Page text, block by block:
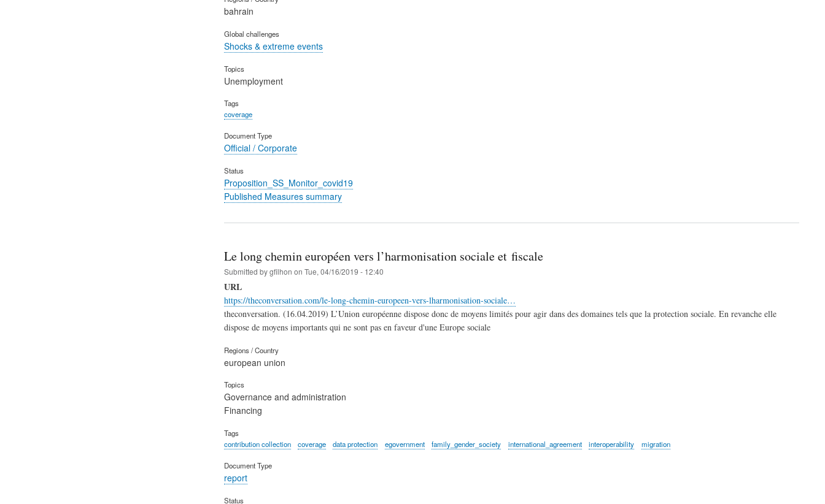
bahrain
Global challenges
Shocks & extreme events
Topics
Unemployment
Tags
coverage
Document Type
Official / Corporate
Status
Proposition_SS_Monitor_covid19
Published Measures summary
Le long chemin européen vers l’harmonisation sociale et fiscale
Submitted bygfilhon on Tue, 04/16/2019 - 12:40
URL
https://theconversation.com/le-long-chemin-europeen-vers-lharmonisation-sociale…
theconversation. (16.04.2019) L’Union européenne dispose donc de moyens limités pour agir dans des domaines tels que la protection sociale. En revanche elle
dispose de moyens importants qui ne sont pas en faveur d'une Europe sociale
Regions / Country
european union
Topics
Governance and administration
Financing
Tags
contribution collection
coverage data protection egovernment family_gender_society international_agreement interoperability migration
Document Type
report
Status